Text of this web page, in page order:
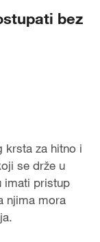
bez
krsta za hitno i
se drže u
imati pristup
njima mora